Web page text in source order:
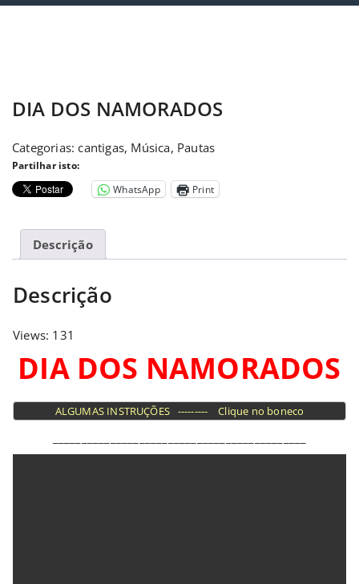
DIA DOS NAMORADOS
Categorias:cantigas, Música, Pautas
Partilhar isto:
WhatsApp
Print
Descrição
Descrição
Views: 131
DIA DOS NAMORADOS
ALGUMAS INSTRUÇÕES   ---------    Clique no boneco